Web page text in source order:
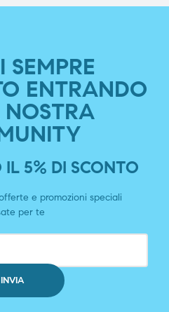
SEMPRE
ENTRANDO
IL 5% DI SCONTO
e promozioni speciali
per te